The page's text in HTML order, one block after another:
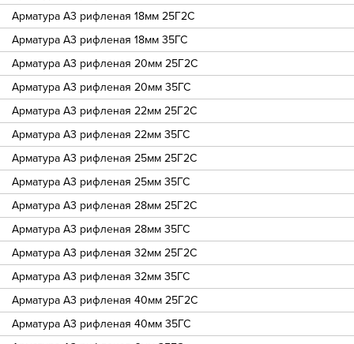
Арматура A3 рифленая 18мм 25Г2С
Арматура A3 рифленая 18мм 35ГС
Арматура A3 рифленая 20мм 25Г2С
Арматура A3 рифленая 20мм 35ГС
Арматура A3 рифленая 22мм 25Г2С
Арматура A3 рифленая 22мм 35ГС
Арматура A3 рифленая 25мм 25Г2С
Арматура A3 рифленая 25мм 35ГС
Арматура A3 рифленая 28мм 25Г2С
Арматура A3 рифленая 28мм 35ГС
Арматура A3 рифленая 32мм 25Г2С
Арматура A3 рифленая 32мм 35ГС
Арматура A3 рифленая 40мм 25Г2С
Арматура A3 рифленая 40мм 35ГС